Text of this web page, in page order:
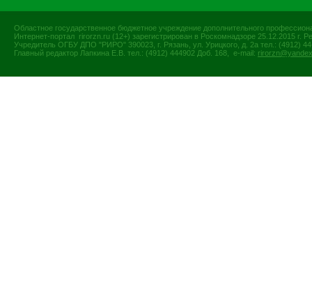
Областное государственное бюджетное учреждение дополнительного
Интернет-портал rirorzn.ru (12+) зарегистрирован в Роскомнадзоре 25.12.2015
Учредитель ОГБУ ДПО "РИРО" 390023, г. Рязань, ул. Урицкого, д. 2а тел.: (4912)
Главный редактор Лапкина Е.В. тел.: (4912) 444902 Доб. 168, e-mail: